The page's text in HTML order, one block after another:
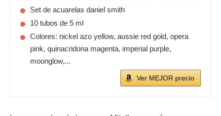
Set de acuarelas daniel smith
10 tubos de 5 ml
Colores: nickel azo yellow, aussie red gold, opera
pink, quinacridona magenta, imperial purple,
moonglow,...
Ver MEJOR precio